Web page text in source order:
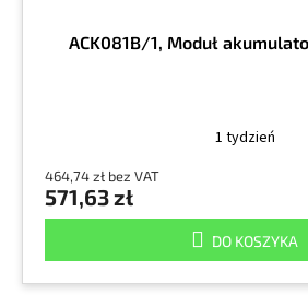
ACK081B/1, Moduł
1 tydzień
464,74 zł bez VAT
571,63 zł
DO KOSZYKA